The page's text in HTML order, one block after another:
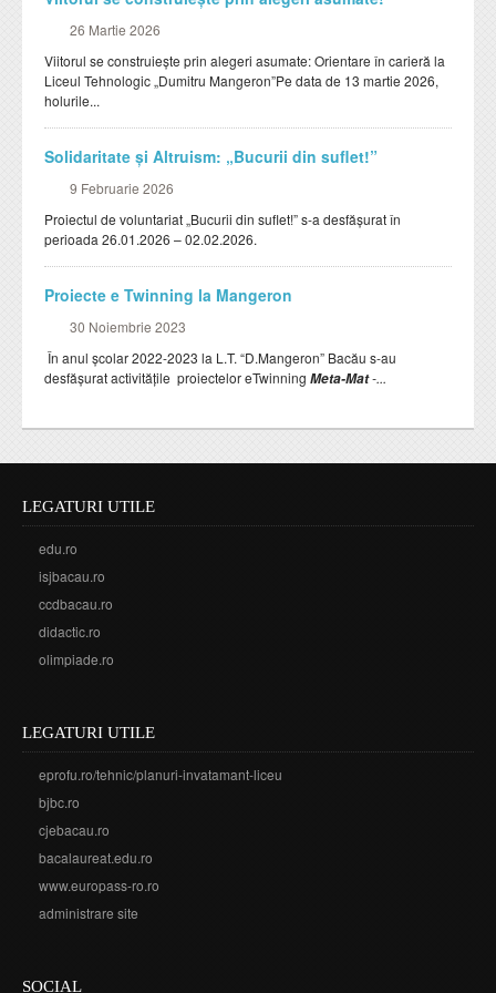
Burse
OFERTA EDUCATIONALA
PRESA DESPRE NOI
26 Martie 2026
Viitorul se construiește prin alegeri asumate: Orientare în carieră la
Liceul Tehnologic „Dumitru Mangeron”Pe data de 13 martie 2026,
holurile...
Solidaritate și Altruism: „Bucurii din suflet!”
9 Februarie 2026
Proiectul de voluntariat „Bucurii din suflet!” s-a desfășurat în
perioada 26.01.2026 – 02.02.2026.
Proiecte e Twinning la Mangeron
30 Noiembrie 2023
În anul școlar 2022-2023 la L.T. “D.Mangeron” Bacău s-au
desfășurat activitățile proiectelor eTwinning Meta-Mat-...
LEGATURI UTILE
edu.ro
isjbacau.ro
ccdbacau.ro
didactic.ro
olimpiade.ro
LEGATURI UTILE
eprofu.ro/tehnic/planuri-invatamant-liceu
bjbc.ro
cjebacau.ro
bacalaureat.edu.ro
www.europass-ro.ro
administrare site
SOCIAL